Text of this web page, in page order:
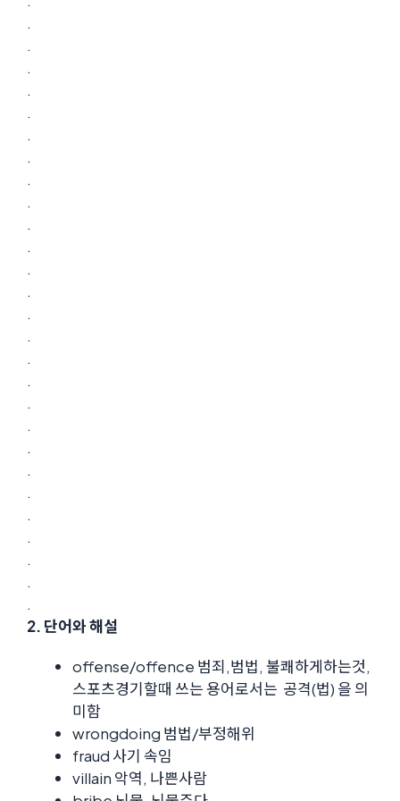
.
.
.
.
.
.
.
.
.
.
.
.
.
.
.
.
.
.
.
.
.
.
.
.
.
.
.
2. 단어와 해설
offense/offence 범죄,범법, 불쾌하게하는것,
스포츠경기할때 쓰는 용어로서는 공격(법) 을 의
미함
wrongdoing 범법/부정해위
fraud 사기 속임
villain 악역, 나쁜사람